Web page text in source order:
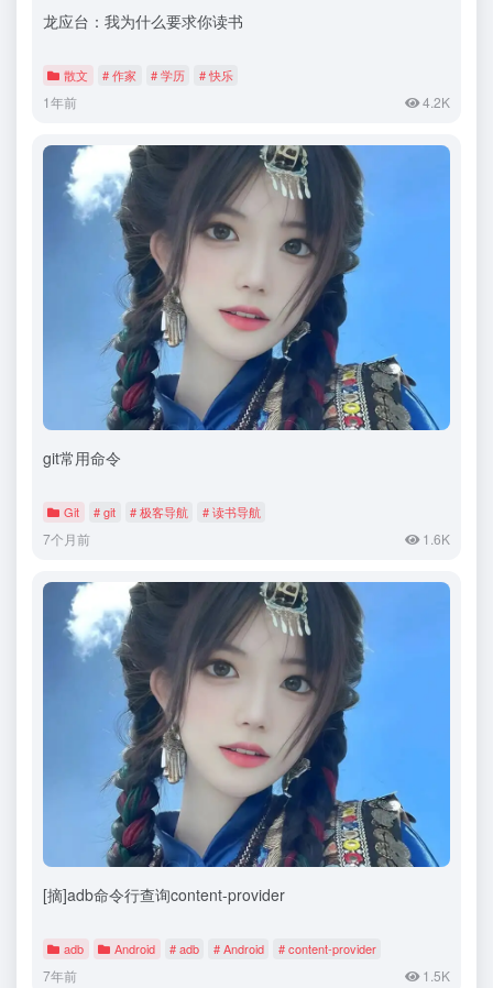
龙应台：我为什么要求你读书
散文 # 作家 # 学历 # 快乐
1年前 4.2K
git常用命令
Git # git # 极客导航 # 读书导航
7个月前 1.6K
[摘]adb命令行查询content-provider
adb Android # adb # Android # content-provider
7年前 1.5K